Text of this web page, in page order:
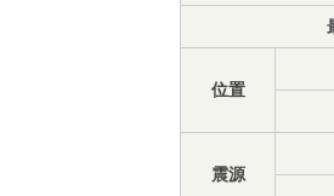
位置
震源